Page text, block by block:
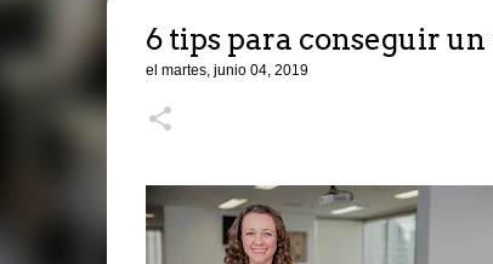
6 tips para conseguir
el martes, junio 04, 2019